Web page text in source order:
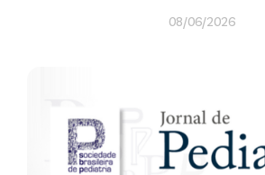
08/06/2026